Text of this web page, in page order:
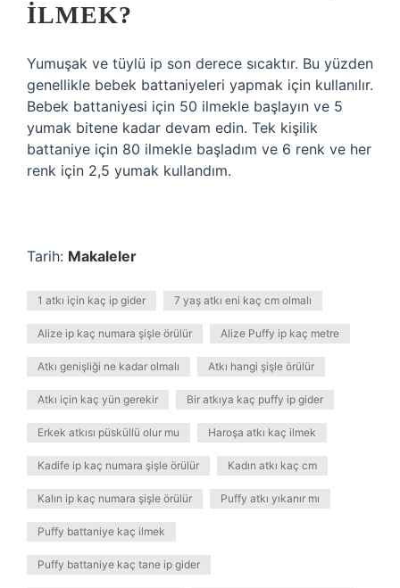
ILMEK?
Yumuşak ve tüylü ip son derece sıcaktır. Bu yüzden
genellikle bebek battaniyeleri yapmak için kullanılır.
Bebek battaniyesi için 50 ilmekle başlayın ve 5
yumak bitene kadar devam edin. Tek kişilik
battaniye için 80 ilmekle başladım ve 6 renk ve her
renk için 2,5 yumak kullandım.
Tarih: Makaleler
1 atkı için kaç ip gider 7 yaş atkı eni kaç cm olmalı
Alize ip kaç numara şişle örülür Alize Puffy ip kaç metre
Atkı genişliği ne kadar olmalı Atkı hangi şişle örülür
Atkı için kaç yün gerekir Bir atkıya kaç puffy ip gider
Erkek atkısı püsküllü olur mu Haroşa atkı kaç ilmek
Kadife ip kaç numara şişle örülür Kadın atkı kaç cm
Kalın ip kaç numara şişle örülür Puffy atkı yıkanır mı
Puffy battaniye kaç ilmek
Puffy battaniye kaç tane ip gider